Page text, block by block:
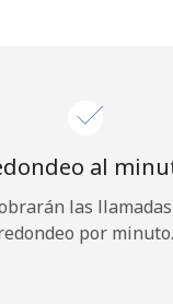
al
las
por minuto.